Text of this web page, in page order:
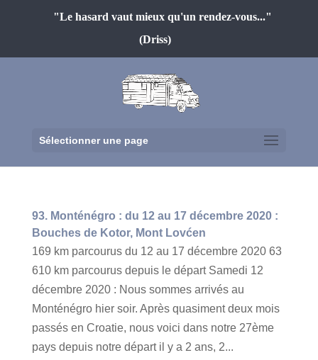
"Le hasard vaut mieux qu'un rendez-vous..."
(Driss)
Sélectionner une page
93. Monténégro : du 12 au 17 décembre 2020 :
Bouches de Kotor, Mont Lovćen
169 km parcourus du 12 au 17 décembre 2020 63
610 km parcourus depuis le départ Samedi 12
décembre 2020 : Nous sommes arrivés au
Monténégro hier soir. Après quasiment deux mois
passés en Croatie, nous voici dans notre 27ème
pays depuis notre départ il y a 2 ans, 2...